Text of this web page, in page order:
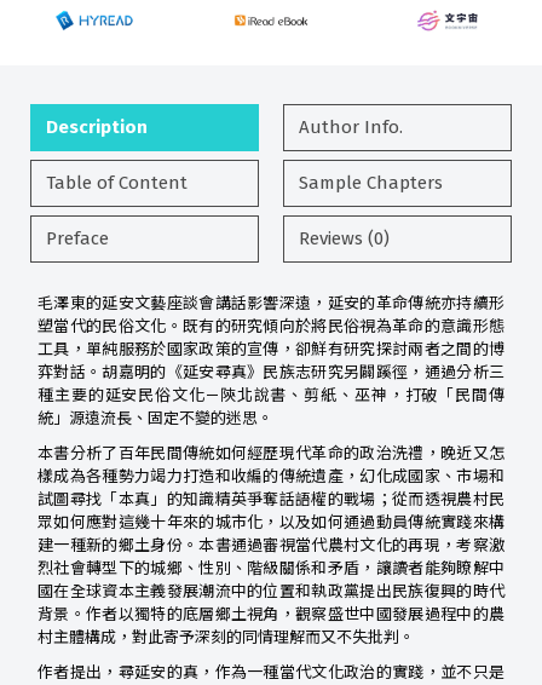
Description Author Info.
Table of Content Sample Chapters
Preface Reviews (0)
毛澤東的延安文藝座談會講話影響深遠，延安的革命傳統亦持續形
塑當代的民俗文化。既有的研究傾向於將民俗視為革命的意識形態
工具，單純服務於國家政策的宣傳，卻鮮有研究探討兩者之間的博
弈對話。胡嘉明的《延安尋真》民族志研究另闢蹊徑，通過分析三
種主要的延安民俗文化—陝北說書、剪紙、巫神，打破「民間傳
統」源遠流長、固定不變的迷思。
本書分析了百年民間傳統如何經歷現代革命的政治洗禮，晚近又怎
樣成為各種勢力竭力打造和收編的傳統遺產，幻化成國家、市場和
試圖尋找「本真」的知識精英爭奪話語權的戰場；從而透視農村民
眾如何應對這幾十年來的城市化，以及如何通過動員傳統實踐來構
建一種新的鄉土身份。本書通過審視當代農村文化的再現，考察激
烈社會轉型下的城鄉、性別、階級關係和矛盾，讓讀者能夠瞭解中
國在全球資本主義發展潮流中的位置和執政黨提出民族復興的時代
背景。作者以獨特的底層鄉土視角，觀察盛世中國發展過程中的農
村主體構成，對此寄予深刻的同情理解而又不失批判。
作者提出，尋延安的真，作為一種當代文化政治的實踐，並不只是